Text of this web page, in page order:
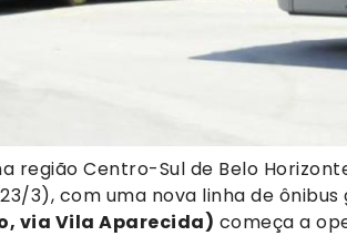
região Centro-Sul de Belo
3), com uma nova linha de ônibus
via Vila Aparecida) começa a